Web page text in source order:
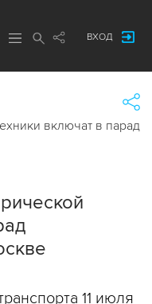
ВХОД
включат в парад
11 июля